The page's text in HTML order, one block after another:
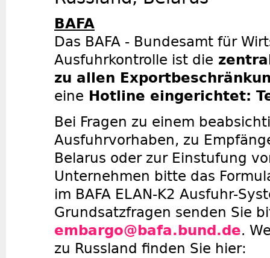
BAFA
Das BAFA - Bundesamt für
Ausfuhrkontrolle ist die
zu allen
eine Hotline eingerichtet:
Bei Fragen zu einem
Ausfuhrvorhaben, zu
Belarus oder zur Einstufung
Unternehmen bitte das
im BAFA ELAN-K2 Ausfuhr-
Grundsatzfragen senden Sie
embargo@bafa.bund.de.
zu Russland finden Sie hier: